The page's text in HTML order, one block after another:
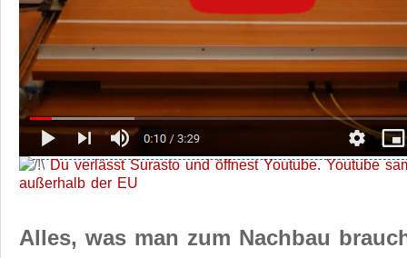
Du verlässt Surasto und öffnest Youtube. Youtube
außerhalb der EU
Alles, was man zum Nachbau